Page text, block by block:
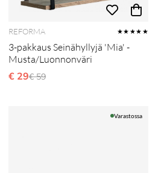
REFORMA ★★★★★
3-pakkaus Seinähyllyjä 'Mia' -
Musta/Luonnonväri
€ 29Normaali hinta
€ 59
Varastossa